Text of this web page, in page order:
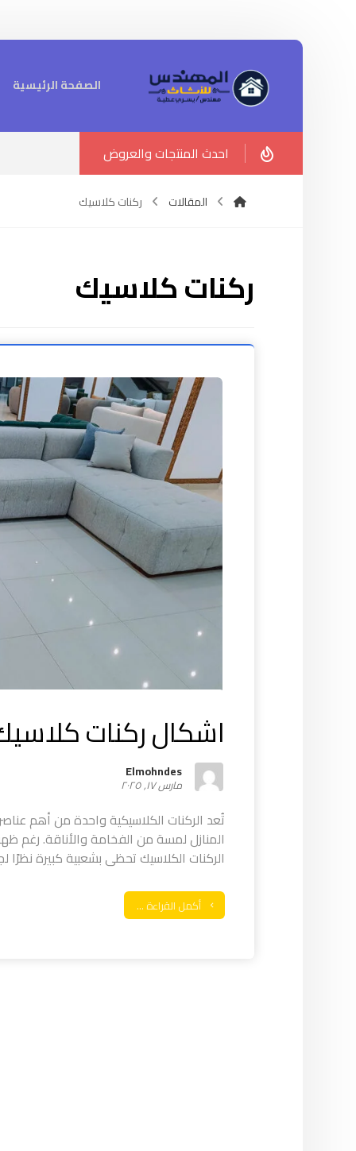
الصفحة الرئيسية
احدث المنتجات والعروض
المقالات ركنات كلاسيك
ركنات كلاسيك
اشكال ركنات
Elmohndes
مارس ١٧, ٢٠٢٥
تُعد الركنات الكلاسيكية واحدة من أهم
المنازل لمسة من الفخامة والأناقة. رغم
الركنات الكلاسيك تحظى بشعبية كبيرة نظرًا
أكمل القراءة ...